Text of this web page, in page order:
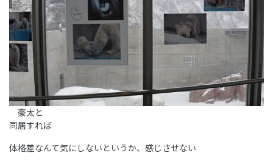
豪太と
同居すれば
体格差なんて気にしないというか、感じさせない